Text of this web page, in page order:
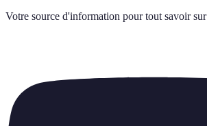
Votre source d'information pour tout savoir sur